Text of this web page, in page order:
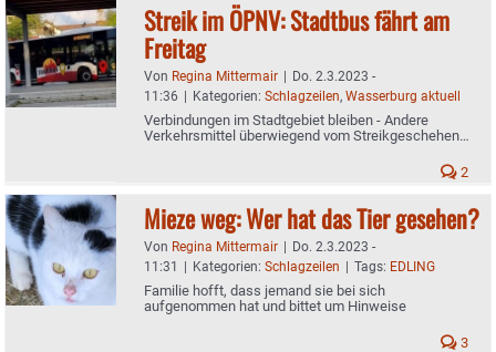
Streik im ÖPNV: Stadtbus fährt am
Freitag
Von Regina Mittermair | Do. 2.3.2023 -
11:36 | Kategorien: Schlagzeilen, Wasserburg aktuell
Verbindungen im Stadtgebiet bleiben - Andere
Verkehrsmittel überwiegend vom Streikgeschehen
2
Mieze weg: Wer hat das Tier gesehen?
Von Regina Mittermair | Do. 2.3.2023 -
11:31 | Kategorien: Schlagzeilen | Tags: EDLING
Familie hofft, dass jemand sie bei sich
aufgenommen hat und bittet um Hinweise
3